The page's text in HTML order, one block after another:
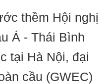
thềm Hội nghị
Á - Thái Bình
tại Hà Nội, đại
cầu (GWEC)